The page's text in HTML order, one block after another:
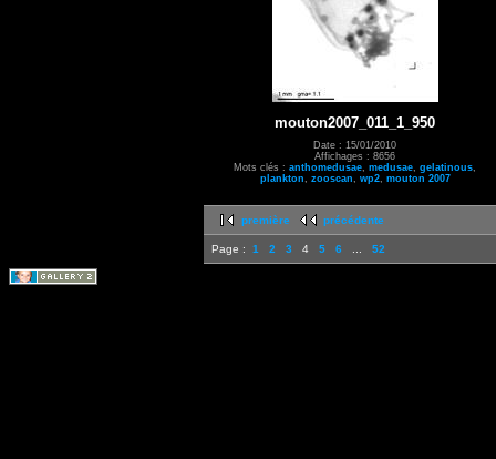
mouton2007_011_1_950
Date : 15/01/2010
Affichages : 8656
Mots clés : anthomedusae medusae gelatinous
plankton
zooscan wp2, mouton 2007
première précédente
Page : 1 2 3 4 5 6 52